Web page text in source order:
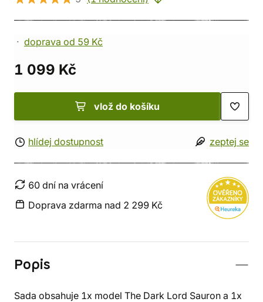
doprava od 59 Kč
1 099 Kč
vlož do košíku
hlídej dostupnost zeptej se
60 dní na vrácení
Doprava zdarma nad 2 299 Kč
Popis
Sada obsahuje 1x model The Dark Lord Sauron a 1x